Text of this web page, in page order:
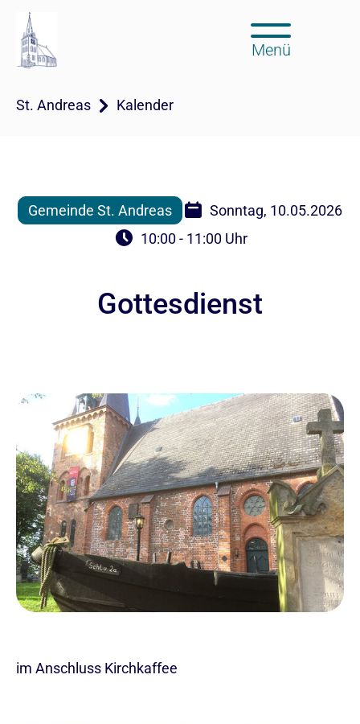
Menü
St. Andreas Kalender
Gemeinde St. Andreas
Sonntag, 10.05.2026
10:00 - 11:00 Uhr
Gottesdienst
im Anschluss Kirchkaffee